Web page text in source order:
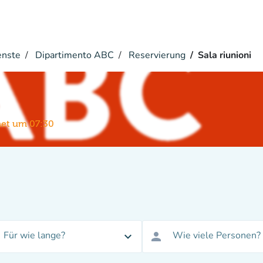
Dipartimento ABC Reservierung Sala riunioni
um 07:30
Für wie lange? expand_more person Wie viele Personen?